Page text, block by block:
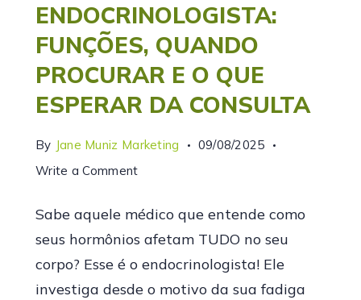
ENDOCRINOLOGISTA:
FUNÇÕES, QUANDO
PROCURAR E O QUE
ESPERAR DA CONSULTA
By Jane Muniz Marketing
09/08/2025
Write a Comment
Sabe aquele médico que entende como
seus hormônios afetam TUDO no seu
corpo? Esse é o endocrinologista! Ele
investiga desde o motivo da sua fadiga